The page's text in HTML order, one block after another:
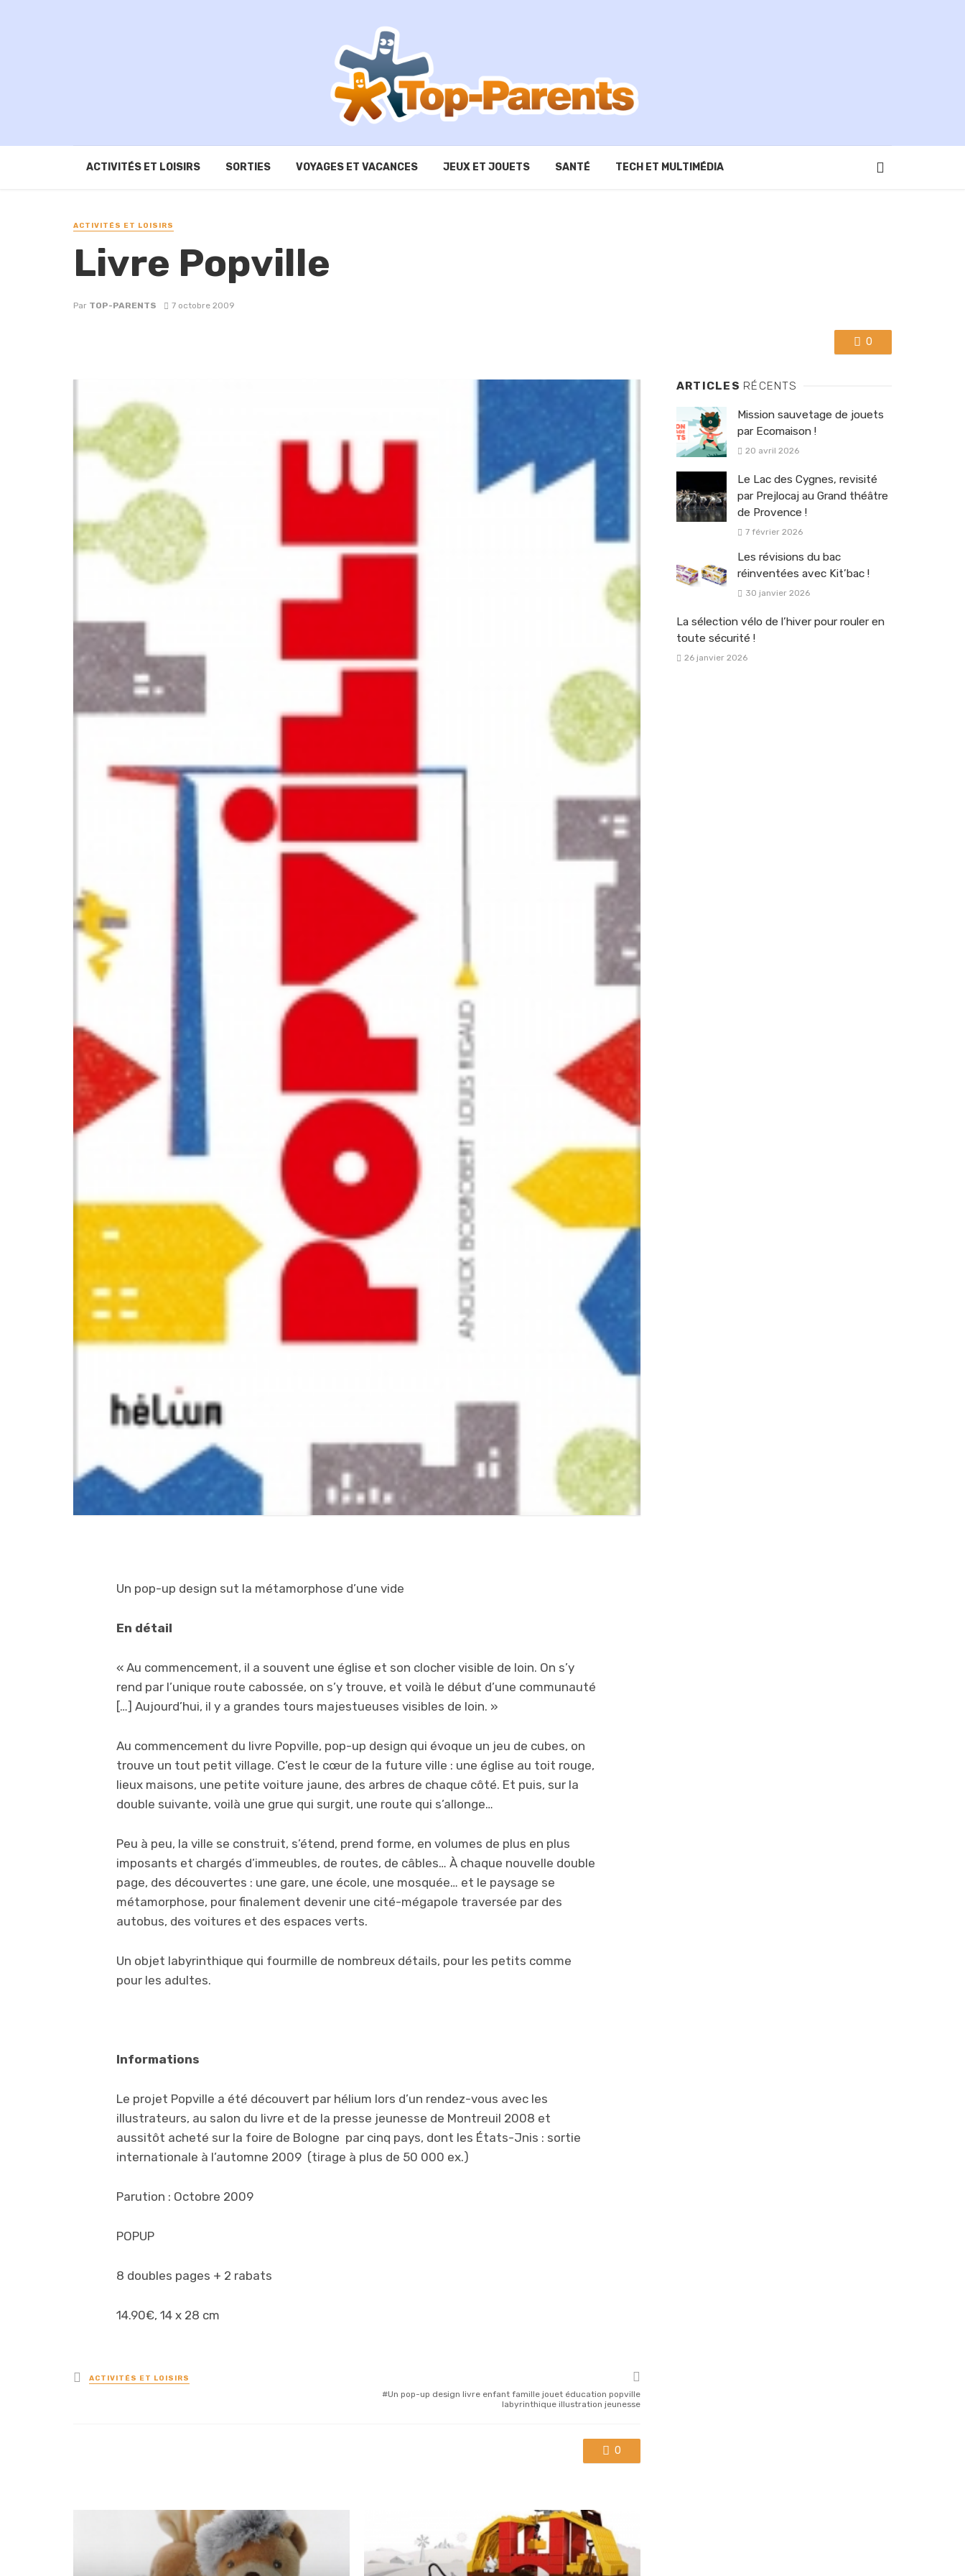
ACTIVITÉS ET LOISIRS SORTIES VOYAGES ET VACANCES JEUX ET JOUETS SANTÉ TECH ET MULTIMÉDIA
ACTIVITÉS ET LOISIRS
Livre Popville
Par TOP-PARENTS 7 octobre 2009
0
Un pop-up design sut la métamorphose d’une vide
En détail
« Au commencement, il a souvent une église et son clocher visible de loin. On s’y
rend par l’unique route cabossée, on s’y trouve, et voilà le début d’une communauté
[…] Aujourd’hui, il y a grandes tours majestueuses visibles de loin. »
Au commencement du livre Popville, pop-up design qui évoque un jeu de cubes, on
trouve un tout petit village. C’est le cœur de la future ville : une église au toit rouge,
lieux maisons, une petite voiture jaune, des arbres de chaque côté. Et puis, sur la
double suivante, voilà une grue qui surgit, une route qui s’allonge…
Peu à peu, la ville se construit, s’étend, prend forme, en volumes de plus en plus
imposants et chargés d’immeubles, de routes, de câbles… À chaque nouvelle double
page, des découvertes : une gare, une école, une mosquée… et le paysage se
métamorphose, pour finalement devenir une cité-mégapole traversée par des
autobus, des voitures et des espaces verts.
Un objet labyrinthique qui fourmille de nombreux détails, pour les petits comme
pour les adultes.
Informations
Le projet Popville a été découvert par hélium lors d’un rendez-vous avec les
illustrateurs, au salon du livre et de la presse jeunesse de Montreuil 2008 et
aussitôt acheté sur la foire de Bologne par cinq pays, dont les États-Jnis : sortie
internationale à l’automne 2009 (tirage à plus de 50 000 ex.)
Parution : Octobre 2009
POPUP
8 doubles pages + 2 rabats
14.90€, 14 x 28 cm
Posted
in
ACTIVITÉS ET LOISIRS
Un pop-up design livre enfant famille jouet éducation popville
labyrinthique illustration jeunesse
0
ARTICLES RÉCENTS
Mission sauvetage de jouets
par Ecomaison !
20 avril 2026
Le Lac des Cygnes, revisité
par Prejlocaj au Grand théâtre
de Provence !
7 février 2026
Les révisions du bac
réinventées avec Kit’bac !
30 janvier 2026
La sélection vélo de l’hiver pour rouler en
toute sécurité !
26 janvier 2026